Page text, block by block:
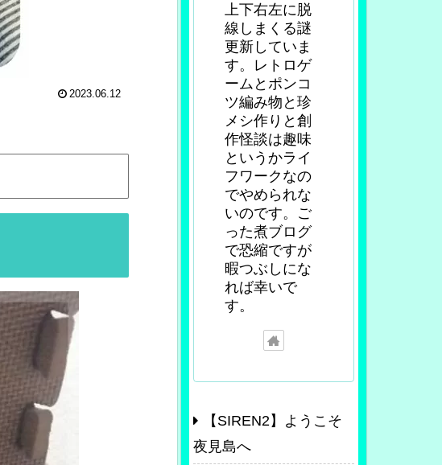
2023.06.12
上下右左に脱
線しまくる謎
更新していま
す。レトロゲ
ームとポンコ
ツ編み物と珍
メシ作りと創
作怪談は趣味
というかライ
フワークなの
でやめられな
いのです。ご
った煮ブログ
で恐縮ですが
暇つぶしにな
れば幸いで
す。
【SIREN2】ようこそ
夜見島へ